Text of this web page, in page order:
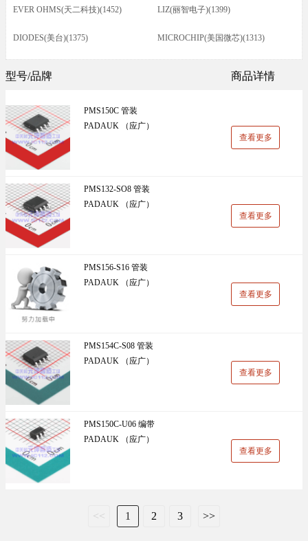
万能板(14)
EVER OHMS(天二科技)(1452) LIZ(丽智电子)(1399)
DIODES(美台)(1375) MICROCHIP(美国微芯)(1313)
UniOhm台湾厚声（授权代理）(983)
国产(926)
LINEAR(凌特)(728) AISHI(艾华集团)(668)
ST(先科)(660)
HKR(香港电阻)(619)
型号/品牌 商品详情
PMS150C 管装
PADAUK （应广）
查看更多
PMS132-SO8 管装
PADAUK （应广）
查看更多
PMS156-S16 管装
PADAUK （应广）
查看更多
PMS154C-S08 管装
PADAUK （应广）
查看更多
PMS150C-U06 编带
PADAUK （应广）
查看更多
<< 1 2 3 >>